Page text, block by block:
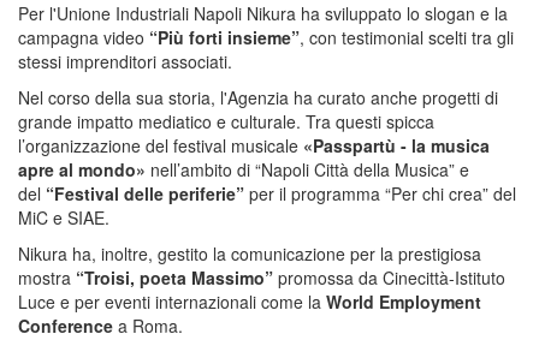
Per l'Unione Industriali Napoli Nikura ha sviluppato lo slogan e la
campagna video “Più forti insieme”, con testimonial scelti tra gli
stessi imprenditori associati.
Nel corso della sua storia, l'Agenzia ha curato anche progetti di
grande impatto mediatico e culturale. Tra questi spicca
l’organizzazione del festival musicale «Passpartù - la musica
apre al mondo» nell’ambito di “Napoli Città della Musica” e
del “Festival delle periferie” per il programma “Per chi crea” del
MiC e SIAE.
Nikura ha, inoltre, gestito la comunicazione per la prestigiosa
mostra “Troisi, poeta Massimo” promossa da Cinecittà-Istituto
Luce e per eventi internazionali come la World Employment
Conference a Roma.